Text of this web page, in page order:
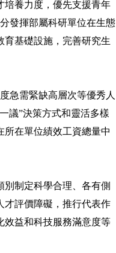
培養力度，優先支援青年
發揮部屬科研單位在生態
育基礎設施，完善研究生
急需緊缺高層次等優秀人
議”決策方式和靈活多樣
在單位績效工資總量中
制定科學合理、各有側
才評價障礙，推行代表作
效益和科技服務滿意度等